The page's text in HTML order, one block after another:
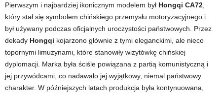
Pierwszym i najbardziej ikonicznym modelem był Hongqi CA72
który stał się symbolem chińskiego przemysłu motoryzacyjnego i
był używany podczas oficjalnych uroczystości państwowych. Przez
dekady Hongqi kojarzono głównie z tymi eleganckimi, ale nieco
topornymi limuzynami, które stanowiły wizytówkę chińskiej
dyplomacji. Marka była ściśle powiązana z partią komunistyczną i
jej przywódcami, co nadawało jej wyjątkowy, niemal państwowy
charakter. W późniejszych latach produkcja była kontynuowana,